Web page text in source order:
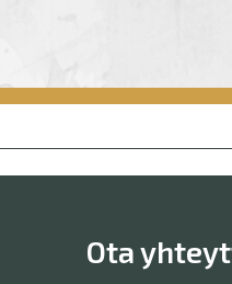
Ota